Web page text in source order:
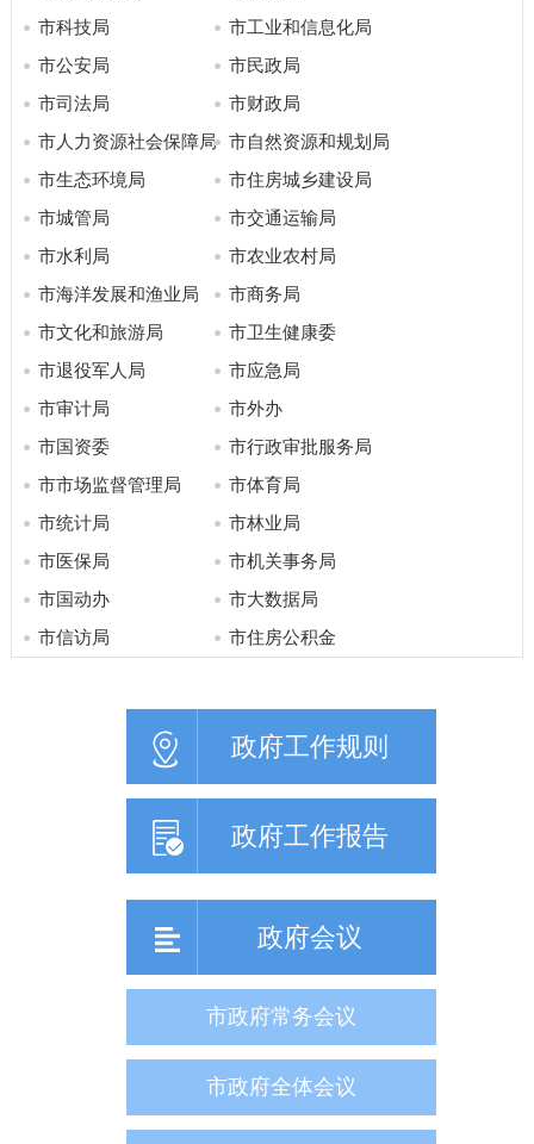
市科技局
市工业和信息化局
市公安局
市民政局
市司法局
市财政局
市人力资源社会保障局
市自然资源和规划局
市生态环境局
市住房城乡建设局
市城管局
市交通运输局
市水利局
市农业农村局
市海洋发展和渔业局
市商务局
市文化和旅游局
市卫生健康委
市退役军人局
市应急局
市审计局
市外办
市国资委
市行政审批服务局
市市场监督管理局
市体育局
市统计局
市林业局
市医保局
市机关事务局
市国动办
市大数据局
市信访局
市住房公积金
政府工作规则
政府工作报告
政府会议
市政府常务会议
市政府全体会议